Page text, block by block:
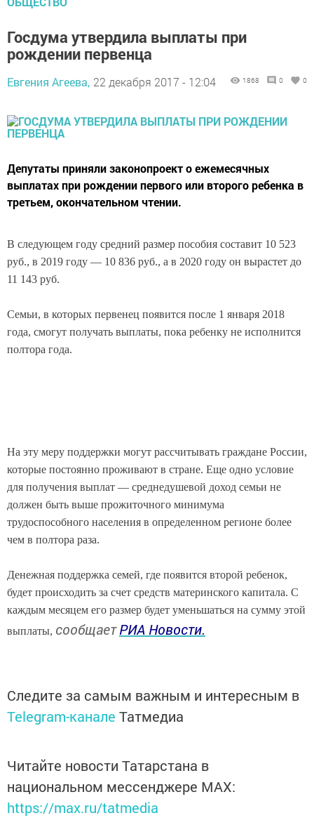
Госдума утвердила выплаты при
рождении первенца
Евгения Агеева, 22 декабря 2017 - 12:04 1868 0 0
Депутаты приняли законопроект о ежемесячных
выплатах при рождении первого или второго ребенка в
третьем, окончательном чтении.
В следующем году средний размер пособия составит 10 523
руб., в 2019 году — 10 836 руб., а в 2020 году он вырастет до
11 143 руб.
Семьи, в которых первенец появится после 1 января 2018
года, смогут получать выплаты, пока ребенку не исполнится
полтора года.
На эту меру поддержки могут рассчитывать граждане России,
которые постоянно проживают в стране. Еще одно условие
для получения выплат — среднедушевой доход семьи не
должен быть выше прожиточного минимума
трудоспособного населения в определенном регионе более
чем в полтора раза.
Денежная поддержка семей, где появится второй ребенок,
будет происходить за счет средств материнского капитала. С
каждым месяцем его размер будет уменьшаться на сумму этой
выплаты, сообщаетРИА Новости.
Следите за самым важным и интересным в
Telegram-канале Татмедиа
Читайте новости Татарстана в
национальном мессенджере MАХ:
https://max.ru/tatmedia